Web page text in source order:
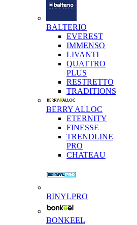
BALTERIO
EVEREST
IMMENSO
LIVANTI
QUATTRO
PLUS
RESTRETTO
TRADITIONS
BERRY ALLOC
ETERNITY
FINESSE
TRENDLINE
PRO
CHATEAU
BINYLPRO
BONKEEL